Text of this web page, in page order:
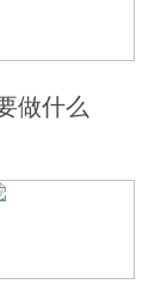
做什么